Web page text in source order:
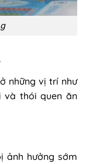
những vị trí như
và thói quen ăn
ảnh hưởng sớm